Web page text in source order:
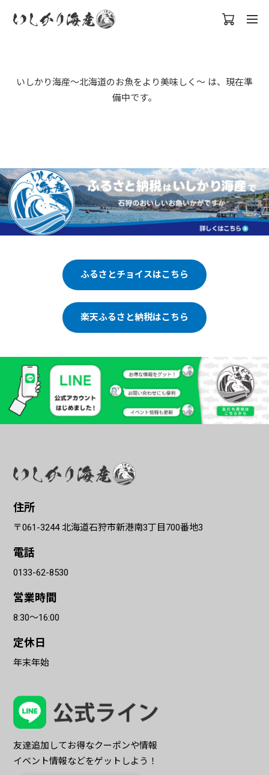
公開準備中
いしかり海産〜北海道のお魚をより美味しく〜 は、現在準
備中です。
ふるさとチョイスはこちら
楽天ふるさと納税はこちら
住所
〒061-3244 北海道石狩市新港南3丁目700番地3
電話
0133-62-8530
営業時間
8:30〜16:00
定休日
年末年始
友達追加してお得なクーポンや情報
イベント情報などをゲットしよう！